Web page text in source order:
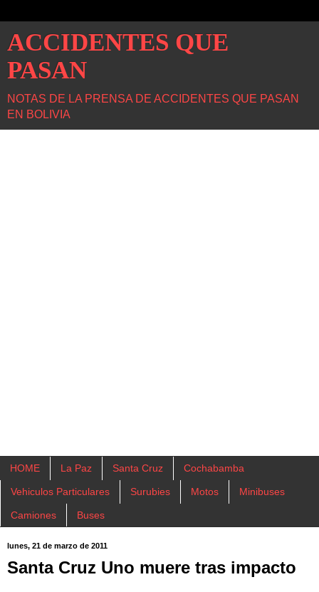
ACCIDENTES QUE
PASAN
NOTAS DE LA PRENSA DE ACCIDENTES QUE PASAN
EN BOLIVIA
HOME La Paz Santa Cruz Cochabamba
Vehiculos Particulares Surubies Motos Minibuses
Camiones Buses
lunes, 21 de marzo de 2011
Santa Cruz Uno muere tras impacto